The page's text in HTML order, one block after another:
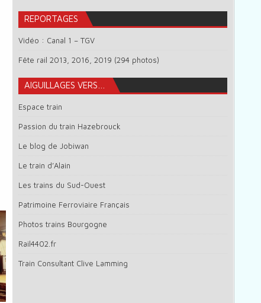
REPORTAGES
Vidéo : Canal 1 – TGV
Fête rail 2013, 2016, 2019 (294 photos)
AIGUILLAGES VERS…
Espace train
Passion du train Hazebrouck
Le blog de Jobiwan
Le train d’Alain
Les trains du Sud-Ouest
Patrimoine Ferroviaire Français
Photos trains Bourgogne
Rail4402.fr
Train Consultant Clive Lamming